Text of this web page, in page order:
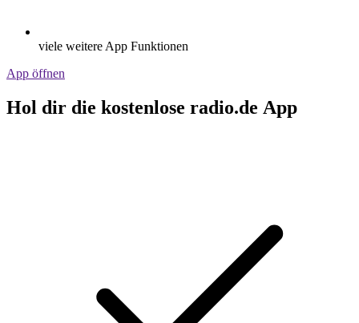
viele weitere App Funktionen
App öffnen
Hol dir die kostenlose radio.de App